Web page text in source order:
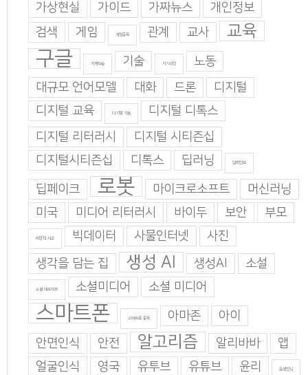
가상현실 가이드 가짜뉴스
개인정보
검색
게임 게임중독 관계 교사 교육
구글 기계학습 기술 기지과인
노동
대규모 언어모델
대화 드론
디지털
디지털 교육
디지털 기술
디지털 디톡스
디지털 리터러시
디지털 시티즌십
디지털시티즌십
디톡스 딥러닝 딥마인드
딥페이크 로봇 마이크로소프트
머신러닝
미국
미디어 리터러시 바이두 보안 부모
비판적 사고 빅데이터 사물인터넷
사진
생각을 담는 집
생성 AI 생성AI 소설
소셜 네트워크 소셜미디어 소셜 미디어
스마트폰 스마트폰 중독 아마존
아이
안면인식
안전 알고리즘 알리바바
앱
얼굴인식
영국 유투브 유튜브 윤리 음성인식